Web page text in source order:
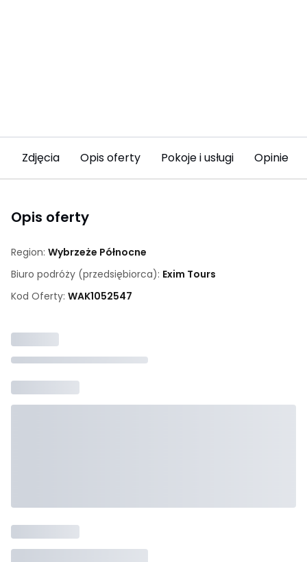
Zdjęcia Opis oferty Pokoje i usługi Opinie (1)
Opis oferty
Region: Wybrzeże Północne
Biuro podróży (przedsiębiorca): Exim Tours
Kod Oferty: WAK1052547